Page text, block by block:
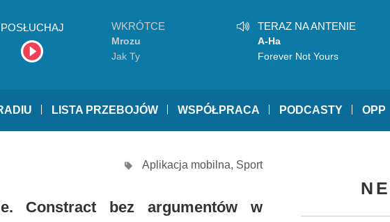
POSŁUCHAJ WKRÓTCE
Mrozu
Jak Ty
TERAZ NA ANTENIE
A-Ha
Forever Not Yours
LISTA PRZEBOJÓW WSPÓŁPRACA PODCASTY OPP
Aplikacja mobilna, Sport
Constract bez argumentów w